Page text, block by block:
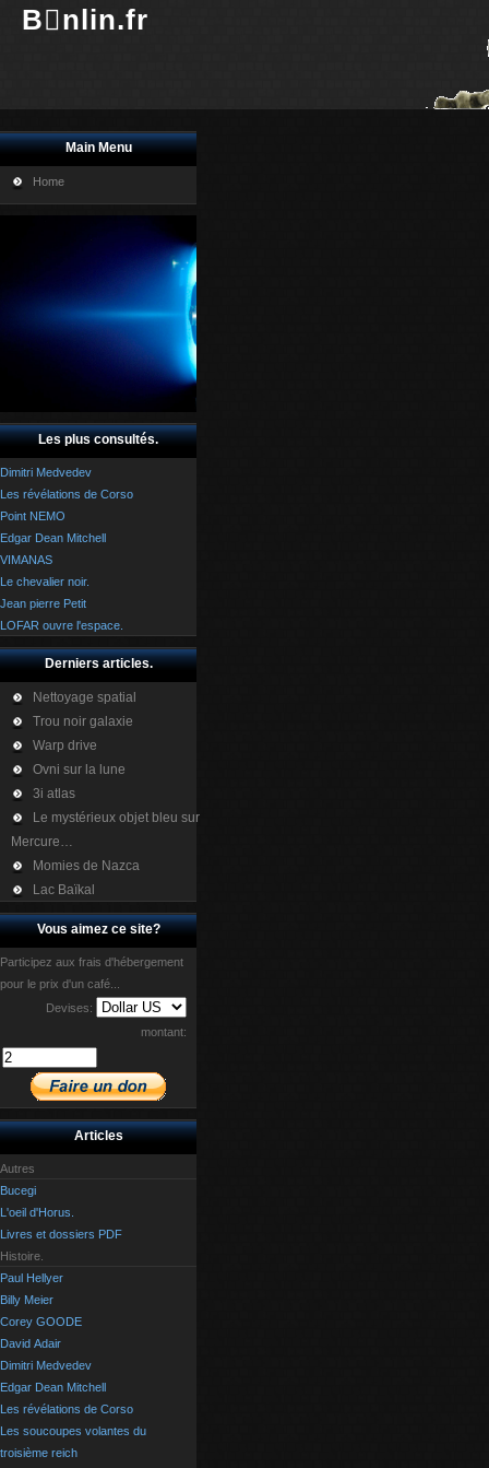
Bnlin.fr
Main Menu
Home
Les plus consultés.
Dimitri Medvedev
Les révélations de Corso
Point NEMO
Edgar Dean Mitchell
VIMANAS
Le chevalier noir.
Jean pierre Petit
LOFAR ouvre l'espace.
Derniers articles.
Nettoyage spatial
Trou noir galaxie
Warp drive
Ovni sur la lune
3i atlas
Le mystérieux objet bleu sur
Mercure…
Momies de Nazca
Lac Baïkal
Vous aimez ce site?
Participez aux frais d'hébergement
pour le prix d'un café...
Devises:
montant:
Articles
Autres
Bucegi
L'oeil d'Horus.
Livres et dossiers PDF
Histoire.
Paul Hellyer
Billy Meier
Corey GOODE
David Adair
Dimitri Medvedev
Edgar Dean Mitchell
Les révélations de Corso
Les soucoupes volantes du
troisième reich